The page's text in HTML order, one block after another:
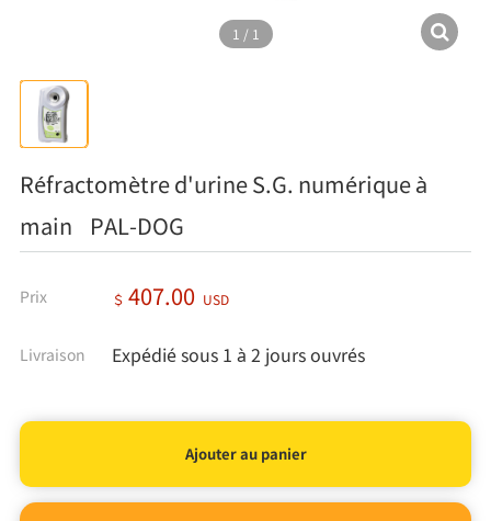
1 / 1
Réfractomètre d'urine S.G. numérique à
main PAL-DOG
Prix ＄ 407.00 USD
Livraison Expédié sous 1 à 2 jours ouvrés